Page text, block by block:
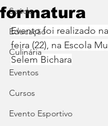
Saúde
Educação
Culinária
Eventos
Cursos
Evento Esportivo
formatura
Evento foi realizado
feira (22), na Escola
Selem Bichara